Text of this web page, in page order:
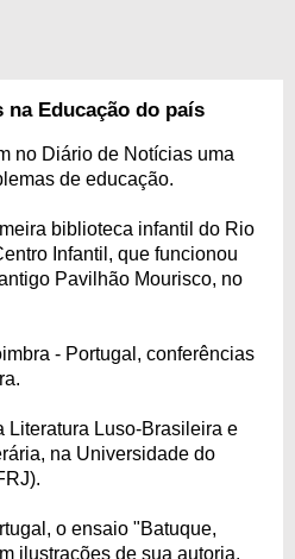
na Educação do país
no Diário de Notícias uma
de educação.
biblioteca infantil do Rio
Infantil, que funcionou
Pavilhão Mourisco, no
- Portugal, conferências
Literatura Luso-Brasileira e
na Universidade do
o ensaio "Batuque,
ilustrações de sua autoria.